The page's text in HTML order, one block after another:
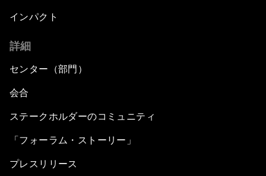
インパクト
詳細
センター（部門）
会合
ステークホルダーのコミュニティ
「フォーラム・ストーリー」
プレスリリース